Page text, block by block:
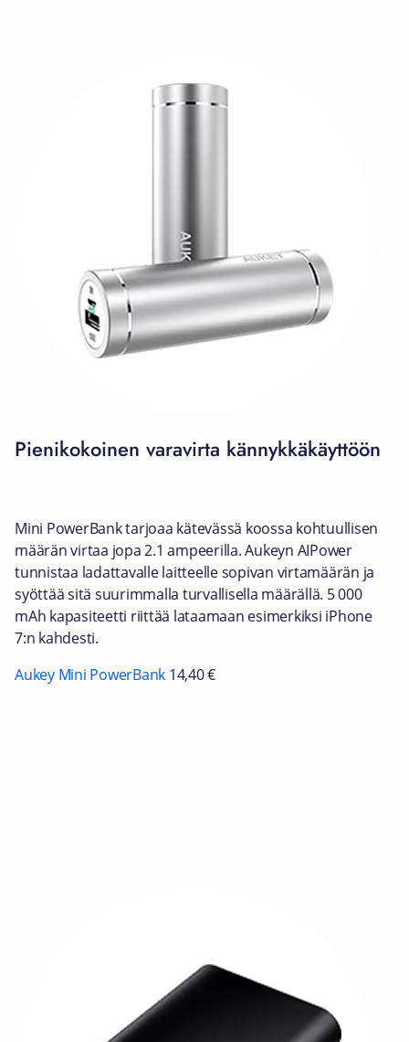
Pienikokoinen varavirta kännykkäkäyttöön
Mini PowerBank tarjoaa kätevässä koossa kohtuullisen
määrän virtaa jopa 2.1 ampeerilla. Aukeyn AIPower
tunnistaa ladattavalle laitteelle sopivan virtamäärän ja
syöttää sitä suurimmalla turvallisella määrällä. 5 000
mAh kapasiteetti riittää lataamaan esimerkiksi iPhone
7:n kahdesti.
Aukey Mini PowerBank 14,40 €